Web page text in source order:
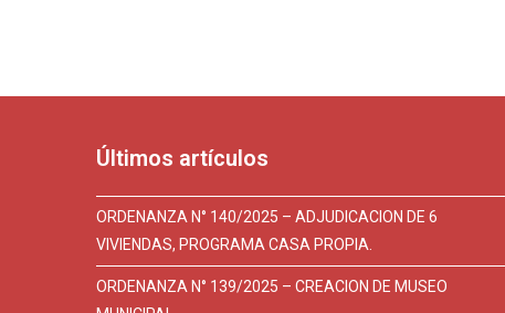
Últimos artículos
ORDENANZA N° 140/2025 – ADJUDICACION DE 6
VIVIENDAS, PROGRAMA CASA PROPIA.
ORDENANZA N° 139/2025 – CREACION DE MUSEO